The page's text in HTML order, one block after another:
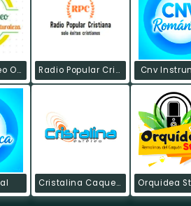
Ecologia Stereo Online Radio Popular Cristiana Cnv
Cristalina Caquetá